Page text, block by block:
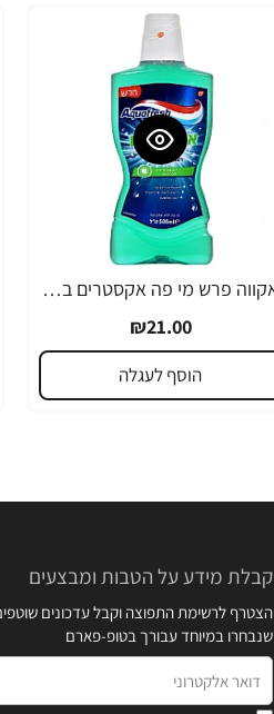
אקווה פרש מי פה אקסטרים בטעם מנטה ללא אלכוהול 500 מ"ל
₪21.00
הוסף לעגלה
קבלת מידע על הטבות ומבצעים
הצטרף לרשימת התפוצה וקבל עדכונים
שנבחרו במיוחד עבורך בטופ-פארם
אלקטרוני